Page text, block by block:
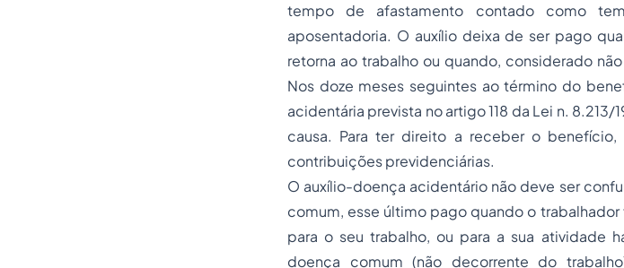
tempo de afastamento contado como
aposentadoria. O auxílio deixa de ser pago
retorna ao trabalho ou quando, considerado
Nos doze meses seguintes ao término do
acidentária prevista no artigo 118 da Lei n.
causa. Para ter direito a receber o
contribuições previdenciárias.
O auxílio-doença acidentário não deve ser
comum, esse último pago quando o
para o seu trabalho, ou para a sua atividade
doença comum (não decorrente do